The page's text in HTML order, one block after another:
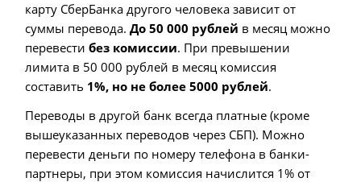
карту СберБанка другого человека зависит от
суммы перевода.До 50 000 рублей в месяц можно
перевестибез комиссии. При превышении
лимита в 50 000 рублей в месяц комиссия
составить 1%, но не более 5000 рублей.
Переводы в другой банк всегда платные (кроме
вышеуказанных переводов через СБП). Можно
перевести деньги по номеру телефона в банки-
партнеры, при этом комиссия начислится 1% от